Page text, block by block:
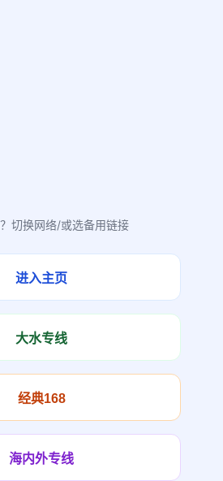
切换网络/或选备用链接
进入主页
大水专线
经典168
海内外专线